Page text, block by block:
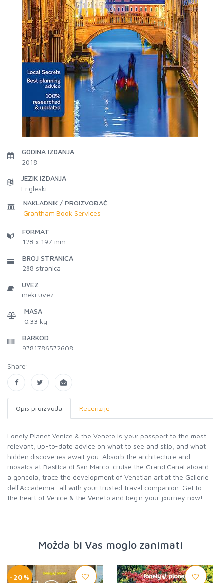
GODINA IZDANJA
2018
JEZIK IZDANJA
Engleski
NAKLADNIK / PROIZVOĐAČ
Grantham Book Services
FORMAT
128 x 197 mm
BROJ STRANICA
288 stranica
UVEZ
meki uvez
MASA
0.33 kg
BARKOD
9781786572608
Share:
Opis proizvoda Recenzije
Lonely Planet Venice & the Veneto is your passport to the most
relevant, up-to-date advice on what to see and skip, and what
hidden discoveries await you. Absorb the architecture and
mosaics at Basilica di San Marco, cruise the Grand Canal aboard
a gondola, trace the development of Venetian art at the Gallerie
dell`Accademia -all with your trusted travel companion. Get to
the heart of Venice & the Veneto and begin your journey now!
Možda bi Vas moglo zanimati
-20%